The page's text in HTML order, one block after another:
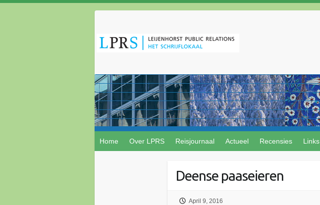
Home Over LPRS Reisjournaal Actueel Recensies Links
Deense paaseieren
April 9, 2016